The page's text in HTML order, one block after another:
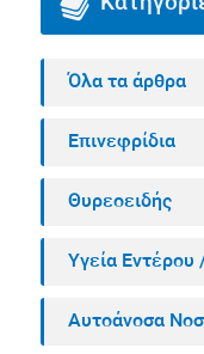
Όλα τα άρθρα
Επινεφρίδια
Θυρεοειδής
Υγεία Εντέρου
Αυτοάνοσα